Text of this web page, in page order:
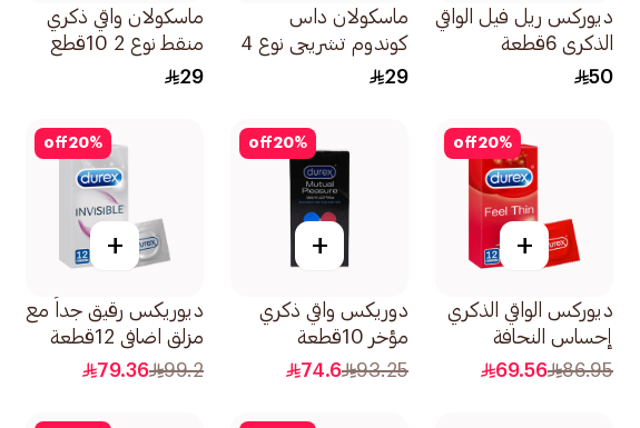
ديوركس ريل فيل الواقي
الذكري 6قطعة
50
ماسكولان داس
كوندوم تشريحي نوع 4
10قطع
29
ماسكولان واقي ذكري
منقط نوع 2 10قطع
29
20%
off
+
ديوركس الواقي الذكري
إحساس النحافة
12قطعة
86.95
69.56
20%
off
+
دوريكس واقي ذكري
مؤخر 10قطعة
93.25
74.6
20%
off
+
ديوريكس رقيق جداً مع
مزلق اضافي 12قطعة
99.2
79.36